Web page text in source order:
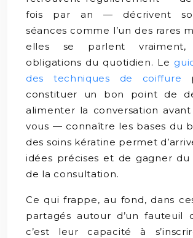
fois par an — décrivent
séances comme l’un des rares
elles se parlent
obligations du quotidien. Le
des techniques de coiffure
constituer un bon point de
alimenter la conversation
vous — connaître les bases du
des soins kératine permet
idées précises et de gagner
de la consultation.
Ce qui frappe, au fond, dans
partagés autour d’un fauteuil
c’est leur capacité à